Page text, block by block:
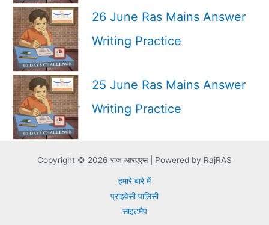
26 June Ras Mains Answer
Writing Practice
25 June Ras Mains Answer
Writing Practice
Copyright © 2026 राज आरएएस | Powered by RajRAS
हमारे बारे में
प्राइवेसी पालिसी
साइटमैप